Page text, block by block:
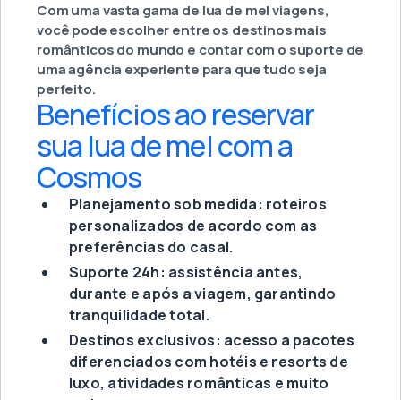
Com uma vasta gama de lua de mel viagens,
você pode escolher entre os destinos mais
românticos do mundo e contar com o suporte de
uma agência experiente para que tudo seja
perfeito.
Benefícios ao reservar
sua lua de mel com a
Cosmos
Planejamento sob medida: roteiros
personalizados de acordo com as
preferências do casal.
Suporte 24h: assistência antes,
durante e após a viagem, garantindo
tranquilidade total.
Destinos exclusivos: acesso a pacotes
diferenciados com hotéis e resorts de
luxo, atividades românticas e muito